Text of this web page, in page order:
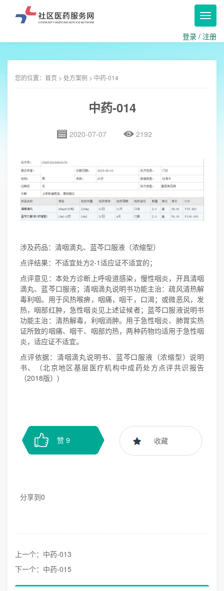
登录 / 注册
您的位置： 首页 > 处方案例 > 中药-014
中药-014
2020-07-07 2192
涉及药品：清咽滴丸、蓝芩口服液（浓缩型）
点评结果：不适宜处方2-1适应证不适宜的；
点评意见：本处方诊断上呼吸道感染，慢性咽炎，开具清咽
滴丸、蓝芩口服液；清咽滴丸说明书功能主治：疏风清热解
毒利咽。用于风热喉痹，咽痛，咽干，口渴；或微恶风，发
热，咽部红肿，急性咽炎见上述证候者；蓝芩口服液说明书
功能主治：清热解毒，利咽消肿。用于急性咽炎、肺胃实热
证所致的咽痛、咽干、咽部灼热，两种药物均适用于急性咽
炎，适应证不适宜。
点评依据：清咽滴丸说明书、蓝芩口服液（浓缩型）说明
书、（北京地区基层医疗机构中成药处方点评共识报告
（2018版）)
赞 9 收藏
分享到0
上一个：中药-013
下一个：中药-015